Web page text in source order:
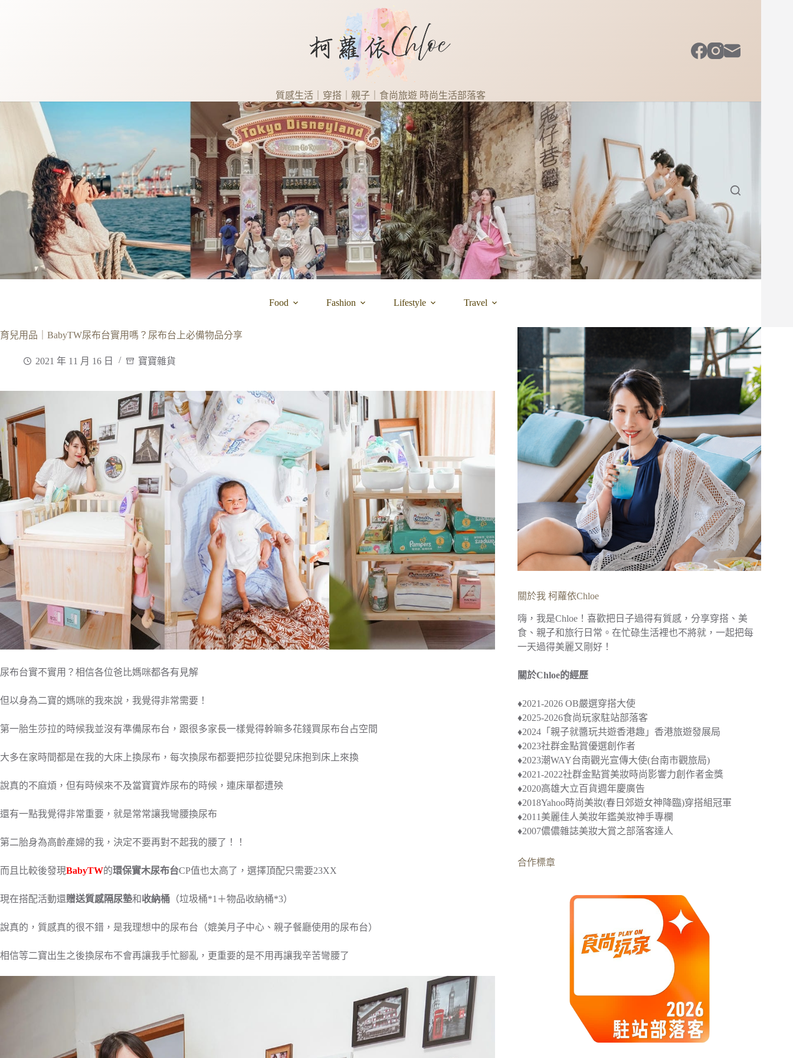
質感生活｜穿搭｜親子｜食尚旅遊 時尚生活部落客
Food Fashion Lifestyle Travel
育兒用品｜BabyTW尿布台實用嗎？尿布台上必備物品分享
2021 年 11 月 16 日 寶寶雜貨
尿布台實不實用？相信各位爸比媽咪都各有見解
但以身為二寶的媽咪的我來說，我覺得非常需要！
第一胎生莎拉的時候我並沒有準備尿布台，跟很多家長一樣覺得幹嘛多花錢買尿布台占空間
大多在家時間都是在我的大床上換尿布，每次換尿布都要把莎拉從嬰兒床抱到床上來換
說真的不麻煩，但有時候來不及當寶寶炸尿布的時候，連床單都遭殃
還有一點我覺得非常重要，就是常常讓我彎腰換尿布
第二胎身為高齡產婦的我，決定不要再對不起我的腰了！！
而且比較後發現BabyTW的環保實木尿布台CP值也太高了，選擇頂配只需要23XX
現在搭配活動還贈送質感隔尿墊和收納桶 （垃圾桶*1＋物品收納桶*3）
說真的，質感真的很不錯，是我理想中的尿布台（媲美月子中心、親子餐廳使用的尿布台）
相信等二寶出生之後換尿布不會再讓我手忙腳亂，更重要的是不用再讓我辛苦彎腰了
關於我 柯蘿依Chloe
嗨，我是Chloe！喜歡把日子過得有質感，分享穿搭、美
食、親子和旅行日常。在忙碌生活裡也不將就，一起把每
一天過得美麗又剛好！
關於Chloe的經歷
♦︎2021-2026 OB嚴選穿搭大使
♦︎2025-2026食尚玩家駐站部落客
♦︎2024 「親子就醬玩共遊香港趣」 香港旅遊發展局
♦︎2023社群金點賞優選創作者
♦︎2023潮WAY台南觀光宣傳大使(台南市觀旅局)
♦︎2021-2022社群金點賞美妝時尚影響力創作者金獎
♦︎2020高雄大立百貨週年慶廣告
♦︎2018Yahoo時尚美妝(春日郊遊女神降臨)穿搭組冠軍
♦︎2011美麗佳人美妝年鑑美妝神手專欄
♦︎2007儂儂雜誌美妝大賞之部落客達人
合作標章